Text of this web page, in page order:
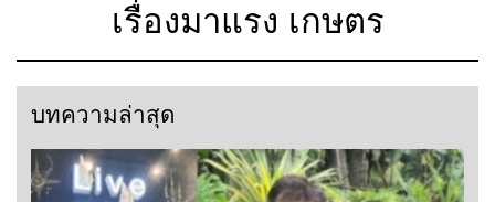
เรื่องมาแรง เกษตร
บทความล่าสุด